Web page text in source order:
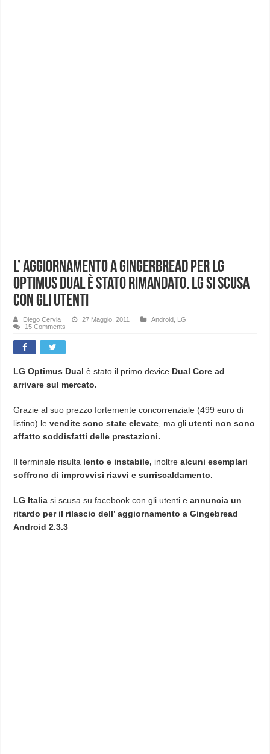
L’ aggiornamento a Gingerbread per LG
Optimus Dual è stato rimandato. LG si scusa
con gli utenti
Diego Cervia 27 Maggio, 2011 Android LG
15 Comments
LG Optimus Dual è stato il primo device Dual Core ad
arrivare sul mercato.
Grazie al suo prezzo fortemente concorrenziale (499 euro di
listino) le vendite sono state elevate , ma gliutenti non sono
affatto soddisfatti delle prestazioni.
Il terminale risulta lento e instabile, inoltrealcuni esemplari
soffrono di improvvisi riavvi e surriscaldamento.
LG Italia si scusa su facebook con gli utenti eannuncia un
ritardo per il rilascio dell’ aggiornamento a Gingebread
Android 2.3.3